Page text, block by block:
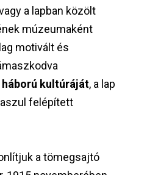
a lapban közölt
múzeumaként
motivált és
háború kultúráját, a lap
felépített
a tömegsajtó